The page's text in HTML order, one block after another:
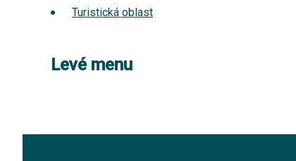
Turistická oblast
Levé menu